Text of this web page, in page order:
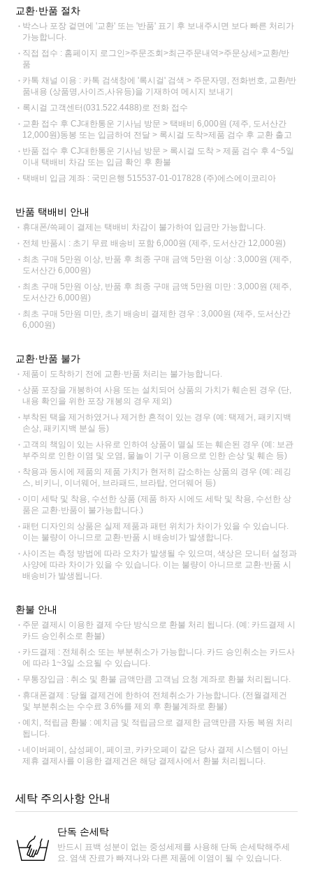
교환·반품 절차
박스나 포장 겉면에 '교환' 또는 '반품' 표기 후 보내주시면 보다 빠른 처리가
가능합니다.
직접 접수 : 홈페이지 로그인>주문조회>최근주문내역>주문상세>교환/반
품
카톡 채널 이용 : 카톡 검색창에 '록시걸' 검색 > 주문자명, 전화번호, 교환/반
품내용 (상품명,사이즈,사유등)을 기재하여 메시지 보내기
록시걸 고객센터(031.522.4488)로 전화 접수
교환 접수 후 CJ대한통운 기사님 방문 > 택배비 6,000원 (제주, 도서산간
12,000원)동봉 또는 입금하여 전달 > 록시걸 도착>제품 검수 후 교환 출고
반품 접수 후 CJ대한통운 기사님 방문 > 록시걸 도착 > 제품 검수 후 4~5일
이내 택배비 차감 또는 입금 확인 후 환불
택배비 입금 계좌 : 국민은행 515537-01-017828 (주)에스에이코리아
반품 택배비 안내
휴대폰/쓱페이 결제는 택배비 차감이 불가하여 입금만 가능합니다.
전체 반품시 : 초기 무료 배송비 포함 6,000원 (제주, 도서산간 12,000원)
최초 구매 5만원 이상, 반품 후 최종 구매 금액 5만원 이상 : 3,000원 (제주,
도서산간 6,000원)
최초 구매 5만원 이상, 반품 후 최종 구매 금액 5만원 미만 : 3,000원 (제주,
도서산간 6,000원)
최초 구매 5만원 미만, 초기 배송비 결제한 경우 : 3,000원 (제주, 도서산간
6,000원)
교환·반품 불가
제품이 도착하기 전에 교환·반품 처리는 불가능합니다.
상품 포장을 개봉하여 사용 또는 설치되어 상품의 가치가 훼손된 경우 (단,
내용 확인을 위한 포장 개봉의 경우 제외)
부착된 택을 제거하였거나 제거한 흔적이 있는 경우 (예: 택제거, 패키지백
손상, 패키지백 분실 등)
고객의 책임이 있는 사유로 인하여 상품이 멸실 또는 훼손된 경우 (예: 보관
부주의로 인한 이염 및 오염, 물놀이 기구 이용으로 인한 손상 및 훼손 등)
착용과 동시에 제품의 제품 가치가 현저히 감소하는 상품의 경우 (예: 레깅
스, 비키니, 이너웨어, 브라패드, 브라탑, 언더웨어 등)
이미 세탁 및 착용, 수선한 상품 (제품 하자 시에도 세탁 및 착용, 수선한 상
품은 교환·반품이 불가능합니다.)
패턴 디자인의 상품은 실제 제품과 패턴 위치가 차이가 있을 수 있습니다.
이는 불량이 아니므로 교환·반품 시 배송비가 발생합니다.
사이즈는 측정 방법에 따라 오차가 발생될 수 있으며, 색상은 모니터 설정과
사양에 따라 차이가 있을 수 있습니다. 이는 불량이 아니므로 교환·반품 시
배송비가 발생됩니다.
환불 안내
주문 결제시 이용한 결제 수단 방식으로 환불 처리 됩니다. (예: 카드결제 시
카드 승인취소로 환불)
카드결제 : 전체취소 또는 부분취소가 가능합니다. 카드 승인취소는 카드사
에 따라 1~3일 소요될 수 있습니다.
무통장입금 : 취소 및 환불 금액만큼 고객님 요청 계좌로 환불 처리됩니다.
휴대폰결제 : 당월 결제건에 한하여 전체취소가 가능합니다. (전월결제건
및 부분취소는 수수료 3.6%를 제외 후 환불계좌로 환불)
예치, 적립금 환불 : 예치금 및 적립금으로 결제한 금액만큼 자동 복원 처리
됩니다.
네이버페이, 삼성페이, 페이코, 카카오페이 같은 당사 결제 시스템이 아닌
제휴 결제사를 이용한 결제건은 해당 결제사에서 환불 처리됩니다.
세탁 주의사항 안내
단독 손세탁
반드시 표백 성분이 없는 중성세제를 사용해 단독 손세탁해주세
요. 염색 잔료가 빠져나와 다른 제품에 이염이 될 수 있습니다.